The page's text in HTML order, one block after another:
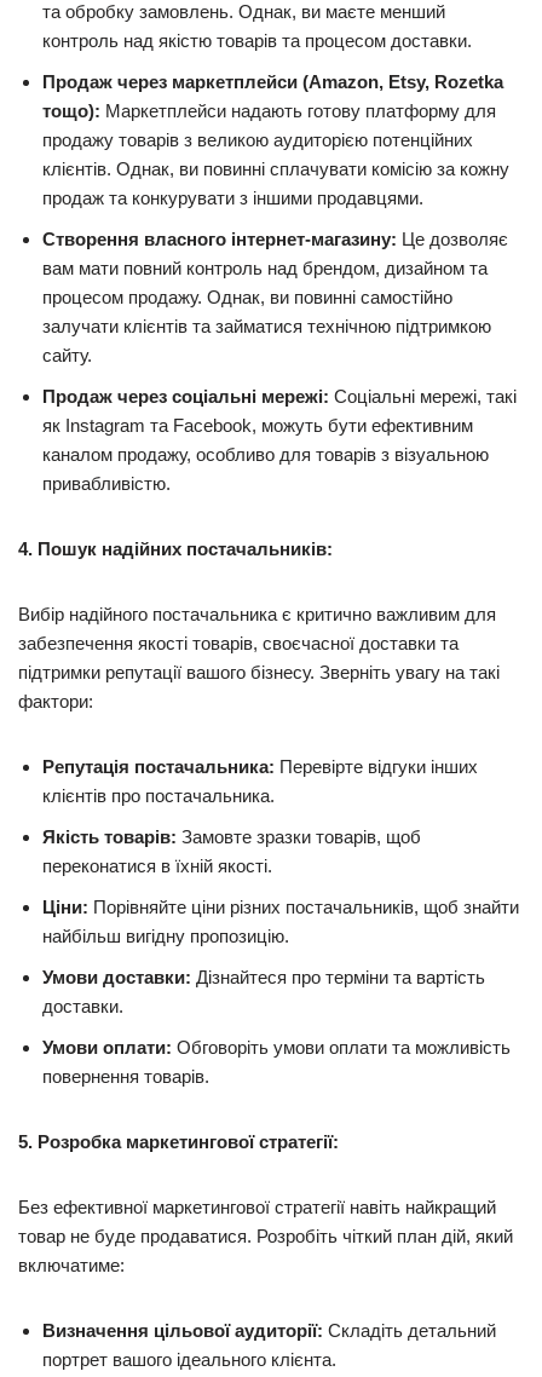
та обробку замовлень. Однак, ви маєте менший
контроль над якістю товарів та процесом доставки.
Продаж через маркетплейси (Amazon, Etsy, Rozetka
тощо): Маркетплейси надають готову платформу для
продажу товарів з великою аудиторією потенційних
клієнтів. Однак, ви повинні сплачувати комісію за кожну
продаж та конкурувати з іншими продавцями.
Створення власного інтернет-магазину: Це дозволяє
вам мати повний контроль над брендом, дизайном та
процесом продажу. Однак, ви повинні самостійно
залучати клієнтів та займатися технічною підтримкою
сайту.
Продаж через соціальні мережі: Соціальні мережі, такі
як Instagram та Facebook, можуть бути ефективним
каналом продажу, особливо для товарів з візуальною
привабливістю.
4. Пошук надійних постачальників:
Вибір надійного постачальника є критично важливим для
забезпечення якості товарів, своєчасної доставки та
підтримки репутації вашого бізнесу. Зверніть увагу на такі
фактори:
Репутація постачальника: Перевірте відгуки інших
клієнтів про постачальника.
Якість товарів: Замовте зразки товарів, щоб
переконатися в їхній якості.
Ціни: Порівняйте ціни різних постачальників, щоб знайти
найбільш вигідну пропозицію.
Умови доставки: Дізнайтеся про терміни та вартість
доставки.
Умови оплати: Обговоріть умови оплати та можливість
повернення товарів.
5. Розробка маркетингової стратегії:
Без ефективної маркетингової стратегії навіть найкращий
товар не буде продаватися. Розробіть чіткий план дій, який
включатиме:
Визначення цільової аудиторії: Складіть детальний
портрет вашого ідеального клієнта.